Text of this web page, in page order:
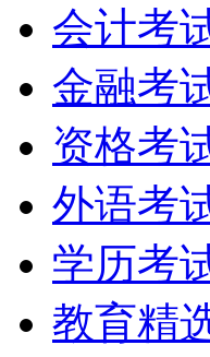
会计考
金融考
资格考
外语考
学历考
教育精